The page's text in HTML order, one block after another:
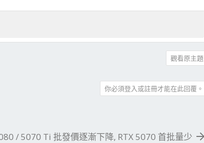
觀看原主題
你必須登入或註冊才能在此回覆。
/ 5070 Ti 批發價逐漸下降, RTX 5070 首批量少